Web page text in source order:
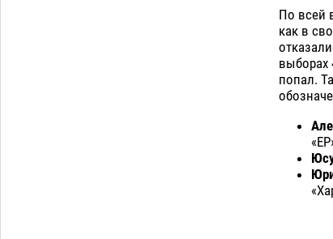
По всей
как в
выборах
попал.